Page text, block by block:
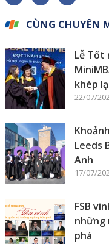
CÙNG CHUYÊN
Lễ Tốt
khép
22/07/
Leeds
Anh
17/07/
FSB
những
phá